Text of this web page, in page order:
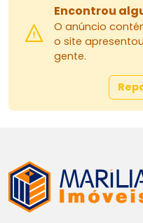
Encontrou
O anúncio
o site
gente.